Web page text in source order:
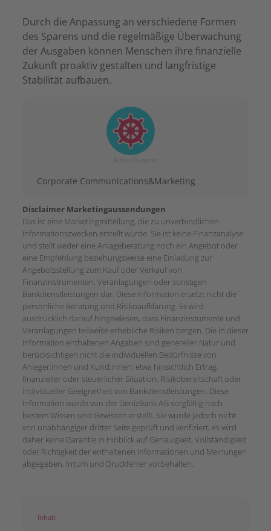
Durch die Anpassung an verschiedene Formen
des Sparens und die regelmäßige Überwachung
der Ausgaben können Menschen ihre finanzielle
Zukunft proaktiv gestalten und langfristige
Stabilität aufbauen.
Corporate Communications&Marketing
Disclaimer Marketingaussendungen
Das ist eine Marketingmitteilung, die zu unverbindlichen
Informationszwecken erstellt wurde. Sie ist keine Finanzanalyse
und stellt weder eine Anlageberatung noch ein Angebot oder
eine Empfehlung beziehungsweise eine Einladung zur
Angebotsstellung zum Kauf oder Verkauf von
Finanzinstrumenten, Veranlagungen oder sonstigen
Bankdienstleistungen dar. Diese Information ersetzt nicht die
persönliche Beratung und Risikoaufklärung. Es wird
ausdrücklich darauf hingewiesen, dass Finanzinstumente und
Veranlagungen teilweise erhebliche Risiken bergen. Die in dieser
Information enthaltenen Angaben sind genereller Natur und
berücksichtigen nicht die individuellen Bedürfnisse von
Anleger:innen und Kund:innen, etwa hinsichtlich Ertrag,
finanzieller oder steuerlicher Situation, Risikobereitschaft oder
individueller Geeignetheit von Bankdienstleistungen. Diese
Information wurde von der DenizBank AG sorgfältig nach
bestem Wissen und Gewissen erstellt. Sie wurde jedoch nicht
von unabhängiger dritter Seite geprüft und verifiziert; es wird
daher keine Garantie in Hinblick auf Genauigkeit, Vollständigkeit
oder Richtigkeit der enthaltenen Informationen und Meinungen
abgegeben. Irrtum und Druckfehler vorbehalten.
Inhalt